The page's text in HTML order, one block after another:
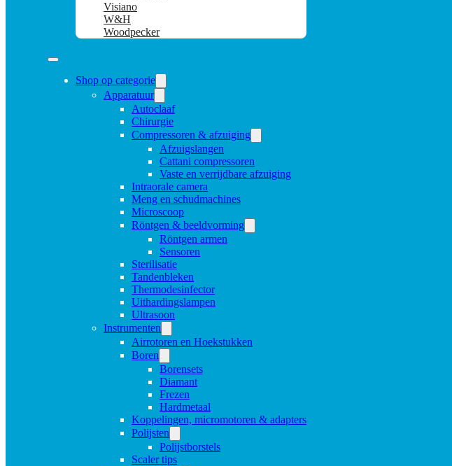
Visiano
W&H
Woodpecker
Shop op categorie
Apparatuur
Autoclaaf
Chirurgie
Compressoren & afzuiging
Afzuigslangen
Cattani compressoren
Vaste en verrijdbare afzuiging
Intraorale camera
Meng en schudmachines
Microscoop
Röntgen & beeldvorming
Röntgen armen
Sensoren
Sterilisatie
Tandenbleken
Thermodesinfector
Uithardingslampen
Ultrasoon
Instrumenten
Airrotoren en Hoekstukken
Boren
Borensets
Diamant
Frezen
Hardmetaal
Koppelingen, micromotoren & adapters
Polijsten
Polijstborstels
Scaler tips